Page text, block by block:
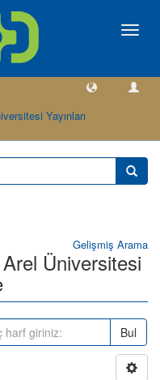
Geçiş
Yayınları
Gelişmiş Arama
Üniversitesi
Bul